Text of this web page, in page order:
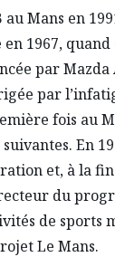
au Mans en
en 1967,
par
par
fois au
suivantes. En
et, à la
du
de sports
Le Mans.